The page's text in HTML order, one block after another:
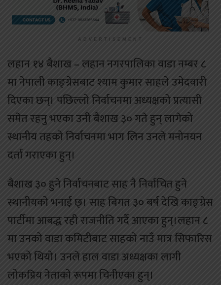
ADVERTISEMENT
लहान १४ बैशाख – लहान नगरपालिका वाडा नम्बर ८
मा नेपाली काङ्ग्रेसबाट श्याम कुमार साहले उमेदवारी
दिएका छन्। पछिल्लो निर्वाचनमा अध्यक्षको प्रत्यासी
समेत रहनु भएका उनी बैशाख ३० गते हुन् लागेको
स्थानीय तहको निर्वाचनमा भाग लिन उनले मनोनयन
दर्ता गराएका हुन्।
बैशाख ३० हुने निर्वाचनबाट साह नै निर्वाचित हुने
स्थानीयको भनाई छ्। साह बिगत ३० बर्ष देखि काङ्ग्रेस
पार्टीमा आबद्ध रही राजनीति गर्दै आएका हुन्।लहान ८
मा उनको वाडा कमिटीबाट साहको नाउँ मात्र सिफारिस
भएको थियो। उनले हाल वाडा अध्यक्षका लागी
लोकप्रिय नेताको रूपमा चिनीएका हुन्।